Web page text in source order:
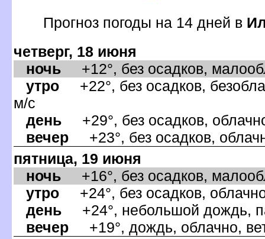
Прогноз погоды на 14 дней
четверг, 18 июня
ночь +12°, без осадков,
утро +22°, без осадков,
м/с
день +29°, без осадков,
ечер +23°, без осадков,
пятница, 19 июня
ночь +16°, без осадков,
утро +24°, без осадков,
день +24°, небольшой дождь,
ечер +19°, дождь, облачно,